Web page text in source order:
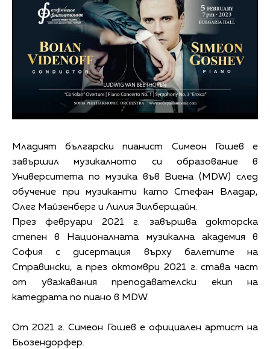
Младият български пианист Симеон Гошев е
завършил музикалното си образование в
Университета по музика във Виена (MDW) след
обучение при музиканти като Стефан Владар,
Олег Майзенберг и Лилия Зилберщайн.
През февруари 2021 г. завършва докторска
степен в Националната музикална академия в
София с дисертация върху балетите на
Стравински, а през октомври 2021 г. става част
от уважавания преподавателски екип на
катедрата по пиано в MDW.
От 2021 г. Симеон Гошев е официален артист на
Бьозендорфер.